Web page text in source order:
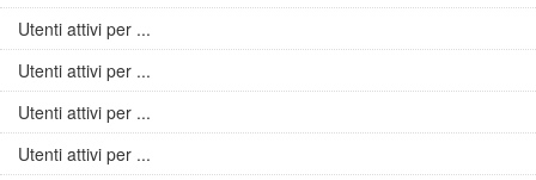
Utenti attivi per ...
Utenti attivi per ...
Utenti attivi per ...
Utenti attivi per ...